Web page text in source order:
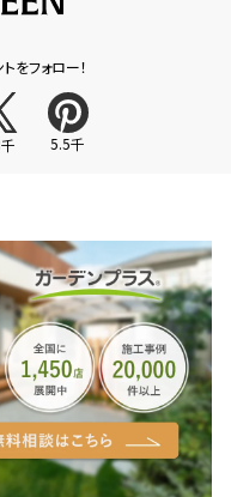
をフォロー！
5.5千